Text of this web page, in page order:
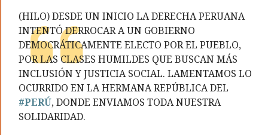
(HILO) DESDE UN INICIO LA DERECHA PERUANA
INTENTÓ DERROCAR A UN GOBIERNO
DEMOCRÁTICAMENTE ELECTO POR EL PUEBLO,
POR LAS CLASES HUMILDES QUE BUSCAN MÁS
INCLUSIÓN Y JUSTICIA SOCIAL. LAMENTAMOS LO
OCURRIDO EN LA HERMANA REPÚBLICA DEL
#PERÚ, DONDE ENVIAMOS TODA NUESTRA
SOLIDARIDAD.